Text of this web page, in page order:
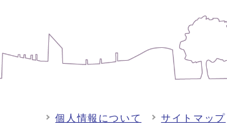
個人情報について サイトマップ